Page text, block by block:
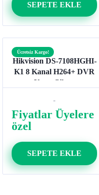
SEPETE EKLE
Ücretsiz Kargo!
Hikvision DS-7108HGHI-
K1 8 Kanal H264+ DVR
Kayıt Cihazı
Fiyatlar Üyelere
özel
SEPETE EKLE